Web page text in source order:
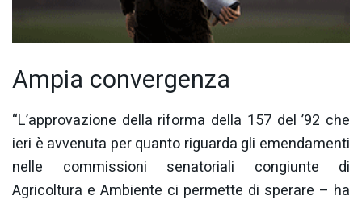
Ampia convergenza
“L’approvazione della riforma della 157 del ’92 che
ieri è avvenuta per quanto riguarda gli emendamenti
nelle commissioni senatoriali congiunte di
Agricoltura e Ambiente ci permette di sperare – ha